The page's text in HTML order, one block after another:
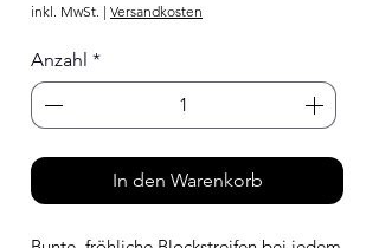
inkl. MwSt. | Versandkosten
Anzahl *
In den Warenkorb